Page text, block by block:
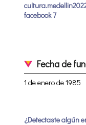
facebook 7
Fecha de
1 de enero de 1985
¿Detectaste algún